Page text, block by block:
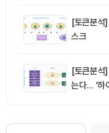
[토큰분석
스크
[토큰분석
는다… ‘하